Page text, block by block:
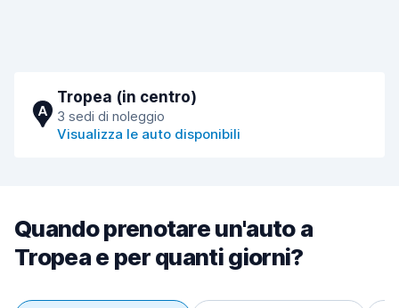
A
Tropea (in centro)
3 sedi di noleggio
Visualizza le auto disponibili
Quando prenotare un'auto a
Tropea e per quanti giorni?